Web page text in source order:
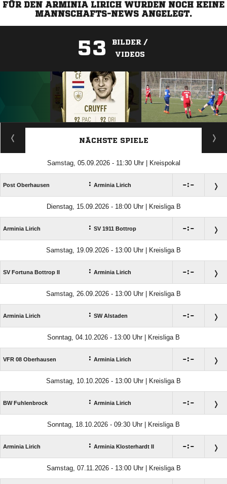
FÜR DEN ARMINIA LIRICH WURDEN NOCH KEINE
MANNSCHAFTS-NEWS ANGELEGT.
53
BILDER /
VIDEOS
ANZEIGE
NÄCHSTE SPIELE
Samstag, 05.09.2026 - 11:30 Uhr | Kreispokal
Post Oberhausen : Arminia Lirich :
Dienstag, 15.09.2026 - 18:00 Uhr | Kreisliga B
Arminia Lirich : SV 1911 Bottrop :
Samstag, 19.09.2026 - 13:00 Uhr | Kreisliga B
SV Fortuna Bottrop II : Arminia Lirich :
Samstag, 26.09.2026 - 13:00 Uhr | Kreisliga B
Arminia Lirich : SW Alstaden :
Sonntag, 04.10.2026 - 13:00 Uhr | Kreisliga B
VFR 08 Oberhausen : Arminia Lirich :
Samstag, 10.10.2026 - 13:00 Uhr | Kreisliga B
BW Fuhlenbrock : Arminia Lirich :
Sonntag, 18.10.2026 - 09:30 Uhr | Kreisliga B
Arminia Lirich : Arminia Klosterhardt II :
Samstag, 07.11.2026 - 13:00 Uhr | Kreisliga B